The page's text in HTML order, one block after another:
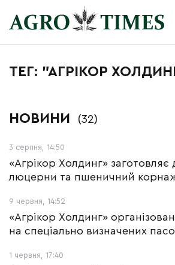
ТЕГ: "АГРІКОР
НОВИНИ (32)
3 серпня, 14:50
«Агрікор Холдинг» заготовляє
люцерни та пшеничний
9 червня, 14:52
«Агрікор Холдинг»
на спеціально визначених
1 червня, 17:40